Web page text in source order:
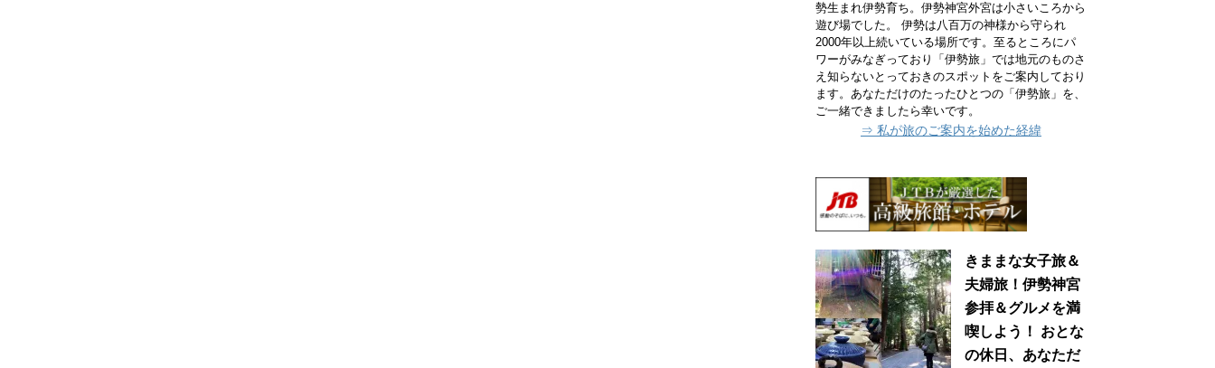
勢生まれ伊勢育ち。伊勢神宮外宮は小さいころから
遊び場でした。 伊勢は八百万の神様から守られ
2000年以上続いている場所です。至るところにパ
ワーがみなぎっており「伊勢旅」では地元のものさ
え知らないとっておきのスポットをご案内しており
ます。あなただけのたったひとつの「伊勢旅」を、
ご一緒できましたら幸いです。
⇒ 私が旅のご案内を始めた経緯
きままな女子旅＆
夫婦旅！伊勢神宮
参拝＆グルメを満
喫しよう！ おとな
の休日、あなただ